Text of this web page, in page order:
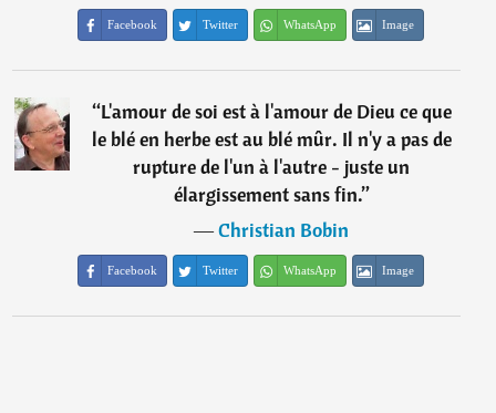
Facebook Twitter WhatsApp Image
“L'amour de soi est à l'amour de Dieu ce que
le blé en herbe est au blé mûr. Il n'y a pas de
rupture de l'un à l'autre - juste un
élargissement sans fin.”
―Christian Bobin
Facebook Twitter WhatsApp Image